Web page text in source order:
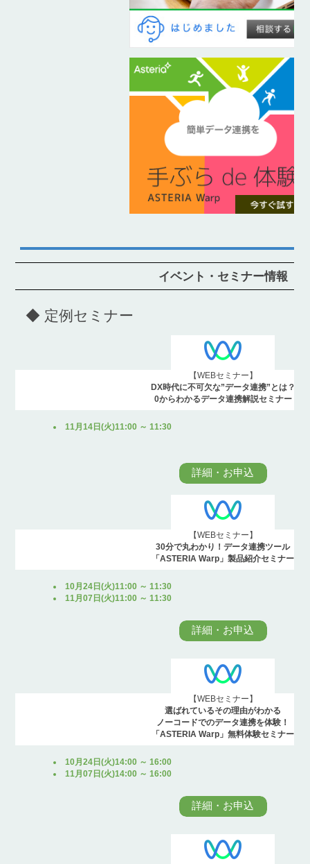
イベント・セミナー情報
◆ 定例セミナー
【WEBセミナー】
DX時代に不可欠な”データ連携”とは？
0からわかるデータ連携解説セミナー
11月14日(火)11:00 ～ 11:30
詳細・お申込
【WEBセミナー】
30分で丸わかり！データ連携ツール
「ASTERIA Warp」製品紹介セミナー
10月24日(火)11:00 ～ 11:30
11月07日(火)11:00 ～ 11:30
詳細・お申込
【WEBセミナー】
選ばれているその理由がわかる
ノーコードでのデータ連携を体験！
「ASTERIA Warp」無料体験セミナー
10月24日(火)14:00 ～ 16:00
11月07日(火)14:00 ～ 16:00
詳細・お申込